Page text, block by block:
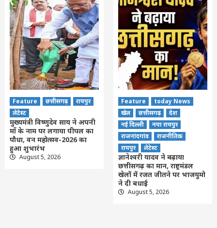
Feature छत्तीसगढ़
रायपुर
लेटेस्ट
मुख्यमंत्री विष्णुदेव साय ने अपनी
माँ के नाम पर लगाया पीपल का
पौधा, वन महोत्सव-2026 का
हुआ शुभारंभ
August 5, 2026
Feature
today News
खेल
छत्तीसगढ़
देश
नई दिल्ली
नया रायपुर
राजनांदगांव
राजनीतिक
रायपुर
लेटेस्ट
ज्ञानेश्वरी यादव ने बढ़ाया
छत्तीसगढ़ का मान, राष्ट्रमंडल
खेलों में रजत जीतने पर भाजयुमो
ने दी बधाई
August 5, 2026